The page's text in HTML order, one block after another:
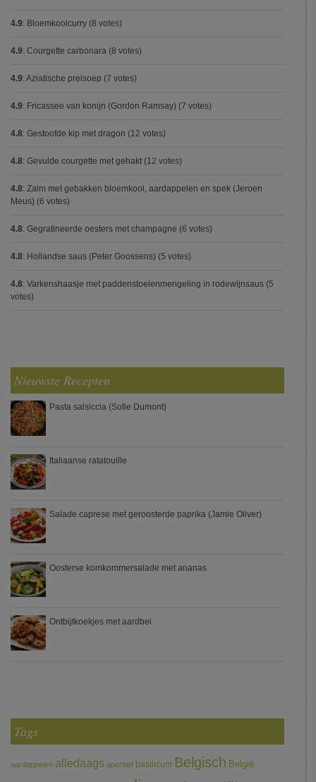
4.9: Bloemkoolcurry (8 votes)
4.9: Courgette carbonara (8 votes)
4.9: Aziatische preisoep (7 votes)
4.9: Fricassee van konijn (Gordon Ramsay) (7 votes)
4.8: Gestoofde kip met dragon (12 votes)
4.8: Gevulde courgette met gehakt (12 votes)
4.8: Zalm met gebakken bloemkool, aardappelen en spek (Jeroen
Meus) (6 votes)
4.8: Gegratineerde oesters met champagne (6 votes)
4.8: Hollandse saus (Peter Goossens) (5 votes)
4.8: Varkenshaasje met paddenstoelenmengeling in rodewijnsaus (5
votes)
Nieuwste Recepten
Pasta salsiccia (Sofie Dumont)
Italiaanse ratatouille
Salade caprese met geroosterde paprika (Jamie Oliver)
Oosterse komkommersalade met ananas
Ontbijtkoekjes met aardbei
Tags
aardappelen alledaags aperitief basilicum Belgisch België